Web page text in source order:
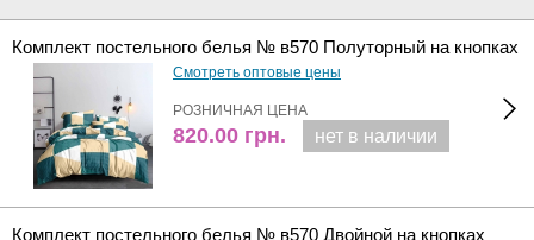
Комплект постельного белья № в570 Полуторный на кнопках
Смотреть оптовые цены
РОЗНИЧНАЯ ЦЕНА
820.00 грн. нет в наличии
Комплект постельного белья № в570 Двойной на кнопках